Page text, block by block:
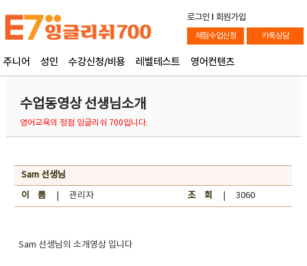
로그인 l 회원가입
체험수업신청 카톡상담
주니어 성인 수강신청/비용 레벨테스트 영어컨텐츠
수업동영상 선생님소개
영어교육의 정점 잉글리쉬 700입니다.
Sam 선생님
이 름| 관리자 조 회 | 3060
Sam 선생님의 소개영상 입니다